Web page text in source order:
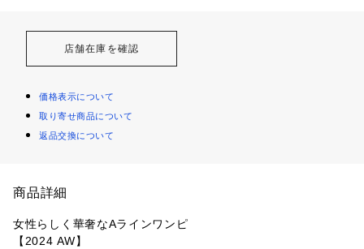
店舗在庫を確認
価格表示について
取り寄せ商品について
返品交換について
商品詳細
女性らしく華奢なAラインワンピ
【2024 AW】